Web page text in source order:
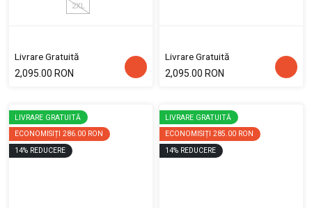
2XL
Livrare Gratuită
2,095.00 RON
Livrare Gratuită
2,095.00 RON
LIVRARE GRATUITĂ
ECONOMISIȚI 286.00 RON
14% REDUCERE
LIVRARE GRATUITĂ
ECONOMISIȚI 285.00 RON
14% REDUCERE